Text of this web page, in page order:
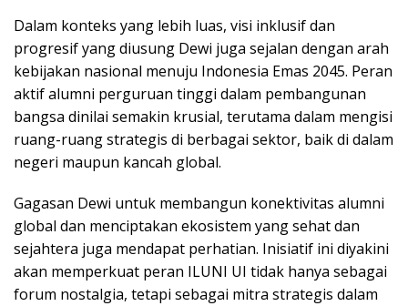
Dalam konteks yang lebih luas, visi inklusif dan
progresif yang diusung Dewi juga sejalan dengan arah
kebijakan nasional menuju Indonesia Emas 2045. Peran
aktif alumni perguruan tinggi dalam pembangunan
bangsa dinilai semakin krusial, terutama dalam mengisi
ruang-ruang strategis di berbagai sektor, baik di dalam
negeri maupun kancah global.
Gagasan Dewi untuk membangun konektivitas alumni
global dan menciptakan ekosistem yang sehat dan
sejahtera juga mendapat perhatian. Inisiatif ini diyakini
akan memperkuat peran ILUNI UI tidak hanya sebagai
forum nostalgia, tetapi sebagai mitra strategis dalam